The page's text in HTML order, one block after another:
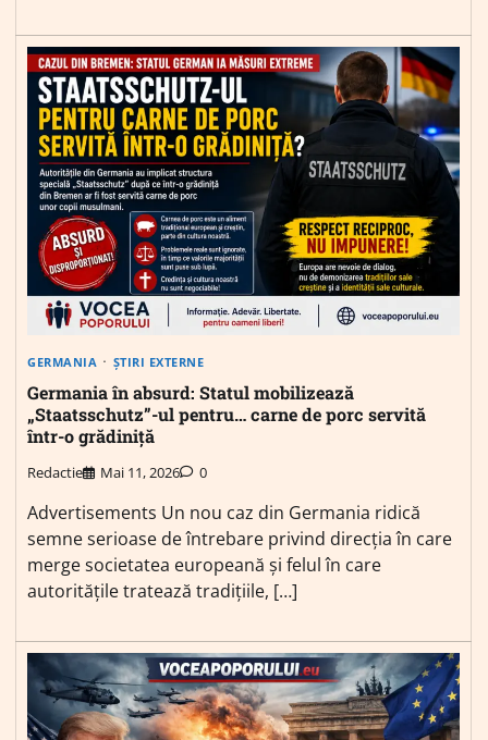
GERMANIA ȘTIRI EXTERNE
Germania în absurd: Statul mobilizează
„Staatsschutz”-ul pentru… carne de porc servită
într-o grădiniță
Redactie Mai 11, 2026 0
Advertisements Un nou caz din Germania ridică
semne serioase de întrebare privind direcția în care
merge societatea europeană și felul în care
autoritățile tratează tradițiile, […]